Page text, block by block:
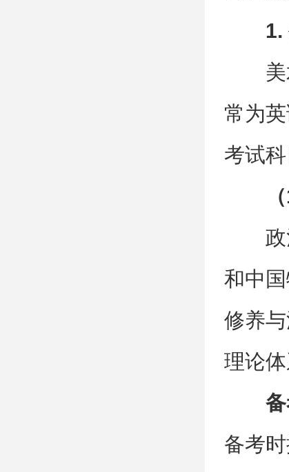
1.
常为
考试
和中
修养
理论
备考